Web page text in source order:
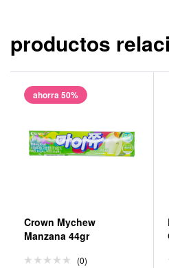
productos
ahorra 50%
Crown Mychew
Manzana 44gr
(0)